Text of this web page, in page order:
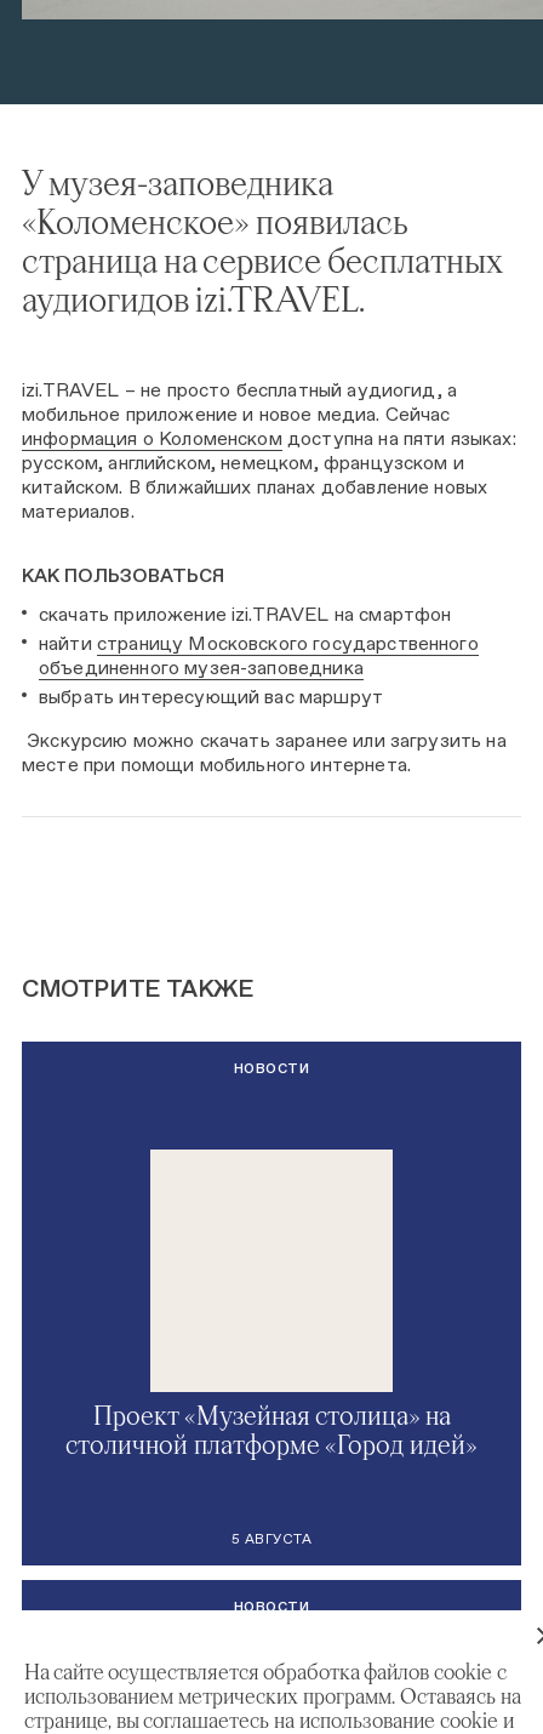
На сайте осуществляется обработка файлов cookie с
использованием метрических программ. Оставаясь на
странице, вы соглашаетесь на использование cookie и
У музея-заповедника
«Коломенское» появилась
страницана сервисе бесплатных
аудиогидов izi.TRAVEL.
izi.TRAVEL – не просто бесплатный аудиогид, а
мобильное приложение и новое медиа. Сейчас
информация о Коломенском доступна на пяти языках:
русском, английском, немецком, французском и
китайском. В ближайших планах добавление новых
материалов.
КАК ПОЛЬЗОВАТЬСЯ
скачать приложение izi.TRAVEL на смартфон
найти страницу Московского государственного
объединенного музея-заповедника
выбрать интересующий вас маршрут
Экскурсию можно скачать заранее или загрузить на
месте при помощи мобильного интернета.
СМОТРИТЕ ТАКЖЕ
НОВОСТИ
Проект «Музейная столица» на
столичной платформе «Город идей»
5 АВГУСТА
НОВОСТИ